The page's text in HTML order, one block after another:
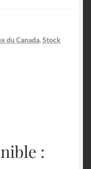
du Canada, Stock
: